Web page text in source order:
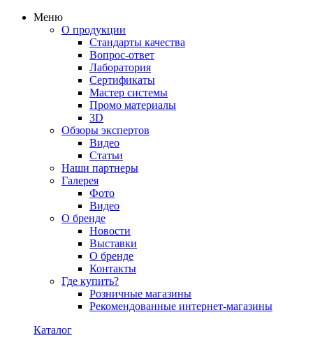
Меню
О продукции
Стандарты качества
Вопрос-ответ
Лаборатория
Сертификаты
Мастер системы
Промо материалы
3D
Обзоры экспертов
Видео
Статьи
Наши партнеры
Галерея
Фото
Видео
О бренде
Новости
Выставки
О бренде
Контакты
Где купить?
Розничные магазины
Рекомендованные интернет-магазины
Каталог